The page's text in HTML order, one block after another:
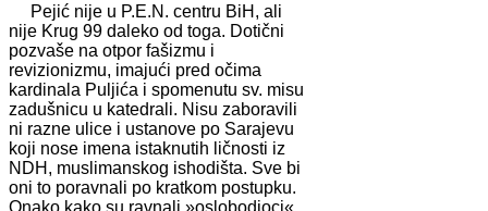
Pejić nije u P.E.N. centru BiH, ali
nije Krug 99 daleko od toga. Dotični
pozvaše na otpor fašizmu i
revizionizmu, imajući pred očima
kardinala Puljića i spomenutu sv. misu
zadušnicu u katedrali. Nisu zaboravili
ni razne ulice i ustanove po Sarajevu
koji nose imena istaknutih ličnosti iz
NDH, muslimanskog ishodišta. Sve bi
oni to poravnali po kratkom postupku.
Onako kako su ravnali »oslobodioci«